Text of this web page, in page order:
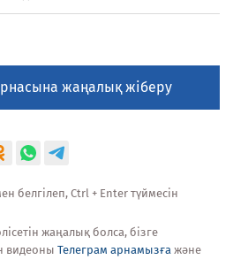
жаңалық жіберу
белгілеп, Ctrl + Enter түймесін
жаңалық болса, бізге
видеоны Телеграм арнамызға және